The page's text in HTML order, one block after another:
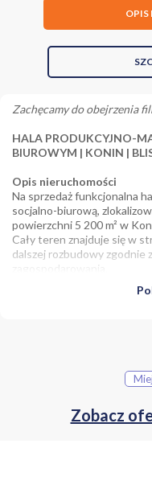
OPIS
Zachęcamy do obejrzenia
HALA PRODUKCYJNO-
BIUROWYM | KONIN |
Opis nieruchomości
Na sprzedaż funkcjonalna
socjalno-biurową,
powierzchni 5 200 m² w
Cały teren znajduje się w
dalszej rozbudowy zgodnie
zagospodarowania.
łączna powierzchnia
hala produkcyjna:
działka: 5 200 m² -
możliwość podziału
Zobacz